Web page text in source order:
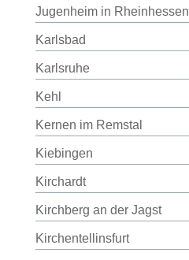
Jugenheim in Rheinhessen
Karlsbad
Karlsruhe
Kehl
Kernen im Remstal
Kiebingen
Kirchardt
Kirchberg an der Jagst
Kirchentellinsfurt